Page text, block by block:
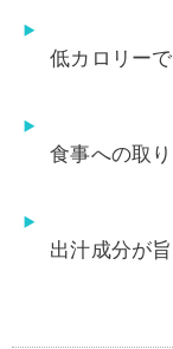
低カロリー
食事への取
出汁成分が